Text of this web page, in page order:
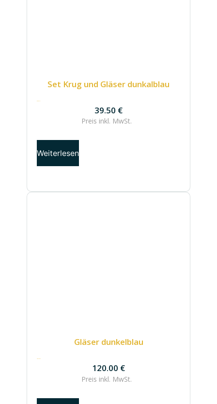
Set Krug und Gläser dunkalblau
39.50 €
Preis inkl. MwSt.
Weiterlesen
Gläser dunkelblau
120.00 €
120.00 €
Preis inkl. MwSt.